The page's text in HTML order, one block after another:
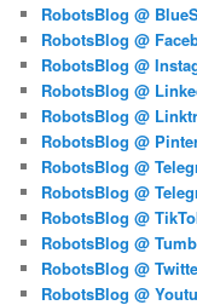
RobotsBlog @
RobotsBlog @
RobotsBlog @
RobotsBlog @
RobotsBlog @
RobotsBlog @
RobotsBlog @
RobotsBlog @
RobotsBlog @
RobotsBlog @
RobotsBlog @
RobotsBlog @